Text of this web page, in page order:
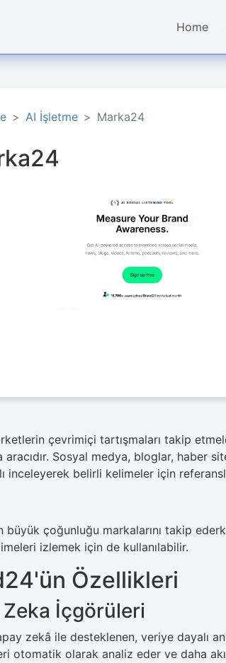
Home
AI İşletme​ Marka24
çevrimiçi tartışmaları takip
aracıdır. Sosyal medya, bloglar, haber
inceleyerek belirli kelimeler için
büyük çoğunluğu markalarını takip
izlemek için de kullanılabilir.
Özellikleri
Zeka İçgörüleri
zekâ ile desteklenen, veriye dayalı
otomatik olarak analiz eder ve daha